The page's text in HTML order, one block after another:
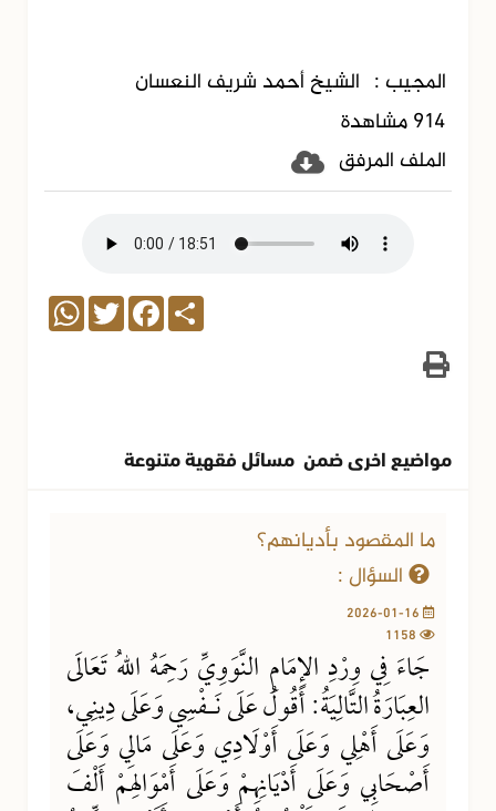
المجيب : الشيخ أحمد شريف النعسان
914 مشاهدة
الملف المرفق
Share
Facebook
Twitter
WhatsApp
مواضيع اخرى ضمن مسائل فقهية متنوعة
ما المقصود بأديانهم؟
السؤال :
جَاءَ فِي وِرْدِ الإِمَامِ النَّوَوِيِّ رَحِمَهُ اللهُ تَعَالَى
العِبَارَةُ التَّالِيَةُ: أَقُولُ عَلَى نَـفْسِي وَعَلَى دِينِي،
وَعَلَى أَهْلِي وَعَلَى أَوْلَادِي وَعَلَى مَالِي وَعَلَى
أَصْحَابِي وَعَلَى أَدْيَانِهِمْ وَعَلَى أَمْوَالِهمْ أَلْفَ